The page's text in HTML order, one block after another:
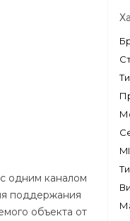
с одним каналом
поддержания
объекта от